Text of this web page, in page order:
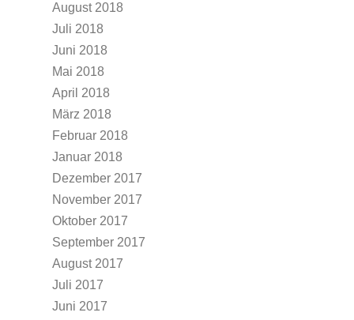
August 2018
Juli 2018
Juni 2018
Mai 2018
April 2018
März 2018
Februar 2018
Januar 2018
Dezember 2017
November 2017
Oktober 2017
September 2017
August 2017
Juli 2017
Juni 2017